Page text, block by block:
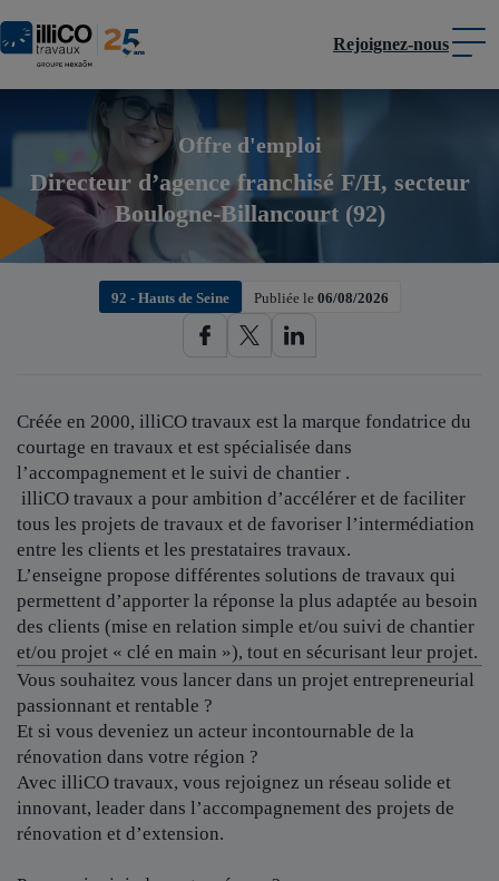
Panneau de gestion des cookies
Rejoignez-nous
Offre d'emploi
Directeur d’agence franchisé F/H, secteur
Boulogne-Billancourt (92)
92 - Hauts de Seine Publiée le 06/08/2026
Créée en 2000, illiCO travaux est la marque fondatrice du
courtage en travaux et est spécialisée dans
l’accompagnement et le suivi de chantier .
illiCO travaux a pour ambition d’accélérer et de faciliter
tous les projets de travaux et de favoriser l’intermédiation
entre les clients et les prestataires travaux.
L’enseigne propose différentes solutions de travaux qui
permettent d’apporter la réponse la plus adaptée au besoin
des clients (mise en relation simple et/ou suivi de chantier
et/ou projet « clé en main »), tout en sécurisant leur projet.
Vous souhaitez vous lancer dans un projet entrepreneurial
passionnant et rentable ?
Et si vous deveniez un acteur incontournable de la
rénovation dans votre région ?
Avec illiCO travaux, vous rejoignez un réseau solide et
innovant, leader dans l’accompagnement des projets de
rénovation et d’extension.